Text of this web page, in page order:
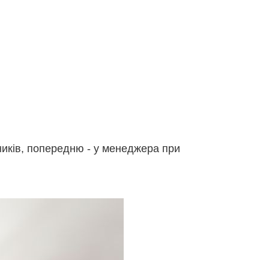
попередню - у менеджера при